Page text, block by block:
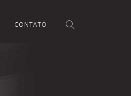
CONTATO